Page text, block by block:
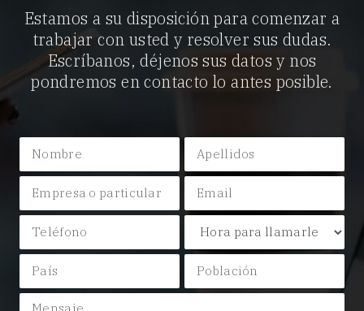
Estamos a su disposición para comenzar a
trabajar con usted y resolver sus dudas.
Escríbanos, déjenos sus datos y nos
pondremos en contacto lo antes posible.